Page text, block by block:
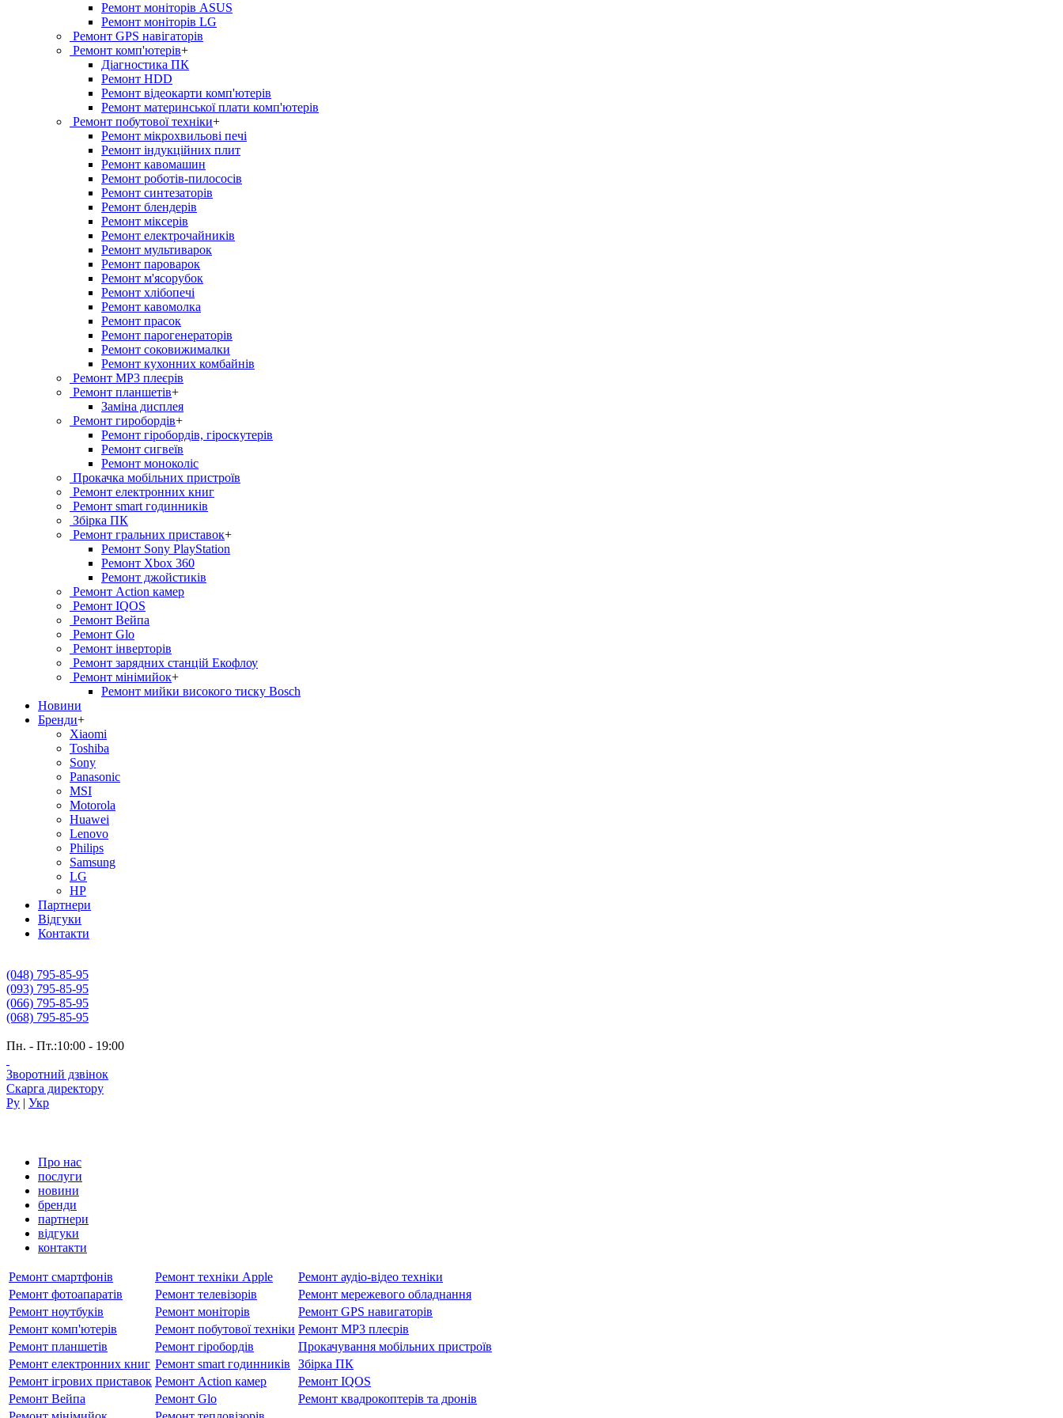
Ремонт моніторів ASUS
Ремонт моніторів LG
Ремонт GPS навігаторів
Ремонт комп'ютерів+
Діагностика ПК
Ремонт HDD
Ремонт відеокарти комп'ютерів
Ремонт материнської плати комп'ютерів
Ремонт побутової техніки+
Ремонт мікрохвильові печі
Ремонт індукційних плит
Ремонт кавомашин
Ремонт роботів-пилососів
Ремонт синтезаторів
Ремонт блендерiв
Ремонт мiксерiв
Ремонт електрочайників
Ремонт мультиварок
Ремонт пароварок
Ремонт м'ясорубок
Ремонт хлiбопечi
Ремонт кавомолка
Ремонт прасок
Ремонт парогенераторiв
Ремонт соковижималки
Ремонт кухонних комбайнів
Ремонт MP3 плеєрів
Ремонт планшетів+
Заміна дисплея
Ремонт гиробордiв+
Ремонт гіробордів, гіроскутерів
Ремонт сигвеїв
Ремонт моноколіс
Прокачка мобільних пристроїв
Ремонт електронних книг
Ремонт smart годинників
Збірка ПК
Ремонт гральних приставок+
Ремонт Sony PlayStation
Ремонт Xbox 360
Ремонт джойстиків
Ремонт Action камер
Ремонт IQOS
Ремонт Вейпа
Ремонт Glo
Ремонт інверторів
Ремонт зарядних станцій Екофлоу
Ремонт мiнiмийок+
Ремонт мийки високого тиску Bosch
Новини
Бренди+
Xiaomi
Toshiba
Sony
Panasonic
MSI
Motorola
Huawei
Lenovo
Philips
Samsung
LG
HP
Партнери
Вiдгуки
Контакти
(048) 795-85-95
(093) 795-85-95
(066) 795-85-95
(068) 795-85-95
Пн. - Пт.:10:00 - 19:00
Зворотний дзвінок
Скарга директору
Ру | Укр
Про нас
послуги
новини
бренди
партнери
вiдгуки
контакти
Ремонт смартфонів Ремонт техніки Apple
Ремонт аудіо-відео техніки
Ремонт фотоапаратів
Ремонт телевізорів
Ремонт мережевого обладнання
Ремонт ноутбуків
Ремонт моніторів
Ремонт GPS навигаторів
Ремонт комп'ютерів
Ремонт побутової техніки Ремонт MP3 плеєрів
Ремонт планшетів
Ремонт гіробордів
Прокачування мобільних пристроїв
Ремонт електронних книг Ремонт smart годинників
Збірка ПК
Ремонт ігрових приставок Ремонт Action камер
Ремонт IQOS
Ремонт Вейпа
Ремонт Glo
Ремонт квадрокоптерів та дронів